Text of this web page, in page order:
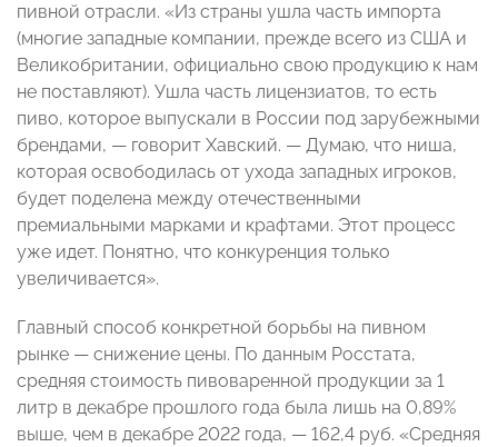
пивной отрасли. «Из страны ушла часть импорта
(многие западные компании, прежде всего из США и
Великобритании, официально свою продукцию к нам
не поставляют). Ушла часть лицензиатов, то есть
пиво, которое выпускали в России под зарубежными
брендами, — говорит Хавский. — Думаю, что ниша,
которая освободилась от ухода западных игроков,
будет поделена между отечественными
премиальными марками и крафтами. Этот процесс
уже идет. Понятно, что конкуренция только
увеличивается».
Главный способ конкретной борьбы на пивном
рынке — снижение цены. По данным Росстата,
средняя стоимость пивоваренной продукции за 1
литр в декабре прошлого года была лишь на 0,89%
выше, чем в декабре 2022 года, — 162,4 руб. «Средняя